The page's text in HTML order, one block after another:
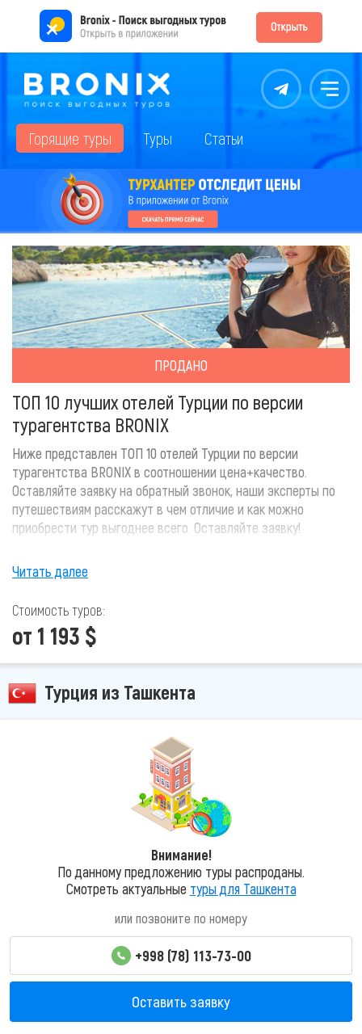
Контакты Меню
Горящие туры Туры Статьи
ПРОДАНО
ТОП 10 лучших отелей Турции по версии
турагентства BRONIX
Ниже представлен ТОП 10 отелей Турции по версии
турагентства BRONIX в соотношении цена+качество.
Оставляйте заявку на обратный звонок, наши эксперты по
путешествиям расскажут в чем отличие и как можно
приобрести тур выгоднее всего. Оставляйте заявку!
Читать далее
Стоимость туров:
от 1 193 $
Турция из Ташкента
Внимание!
По данному предложению туры распроданы.
Смотреть актуальные туры для Ташкента
или позвоните по номеру
+998 (78) 113-73-00
Оставить заявку